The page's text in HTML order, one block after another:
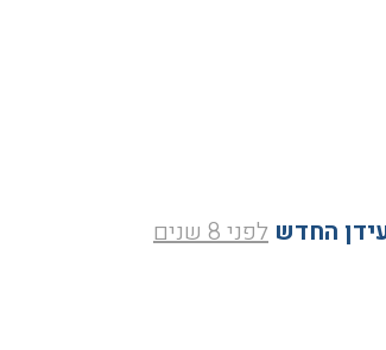
החדש לפני 8 שנים